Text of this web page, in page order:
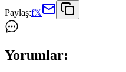
Paylaş:f𝕏
Yorumlar: